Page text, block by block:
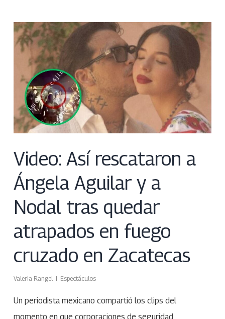
Video: Así rescataron a
Ángela Aguilar y a
Nodal tras quedar
atrapados en fuego
cruzado en Zacatecas
Valeria Rangel Espectáculos
Un periodista mexicano compartió los clips del
momento en que corporaciones de seguridad